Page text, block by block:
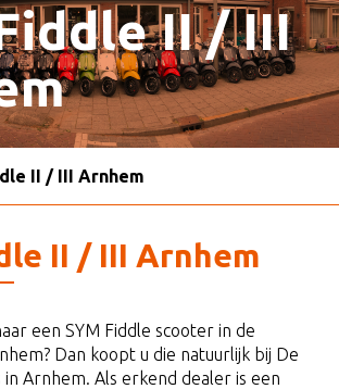
II / III
II / III Arnhem
II / III Arnhem
een SYM Fiddle scooter in de
Dan koopt u die natuurlijk bij De
Arnhem. Als erkend dealer is een